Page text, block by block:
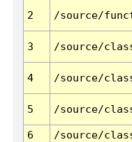
2 /source/
3 /source/
4 /source/
5 /source/
6 /source/